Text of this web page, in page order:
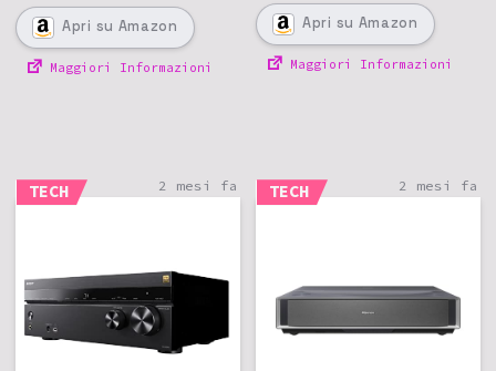
Apri su Amazon
Maggiori Informazioni
Apri su Amazon
Maggiori Informazioni
TECH 2 mesi fa TECH 2 mesi fa